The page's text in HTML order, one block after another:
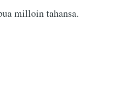
milloin tahansa.